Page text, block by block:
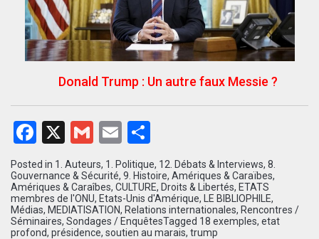
Donald Trump : Un autre faux Messie ?
Facebook
X Gmail
Email
Posted in 1. Auteurs, 1. Politique, 12. Débats & Interviews, 8.
Gouvernance & Sécurité, 9. Histoire, Amériques & Caraïbes,
Amériques & Caraîbes, CULTURE, Droits & Libertés, ETATS
membres de l'ONU, Etats-Unis d'Amérique, LE BIBLIOPHILE,
Médias, MEDIATISATION, Relations internationales, Rencontres /
Séminaires, Sondages / EnquêtesTagged 18 exemples, etat
profond, présidence, soutien au marais, trump